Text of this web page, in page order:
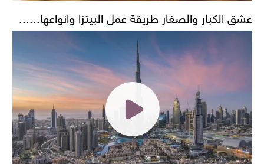
عشق الكبار والصغار طريقة عمل البيتزا وانواعها......